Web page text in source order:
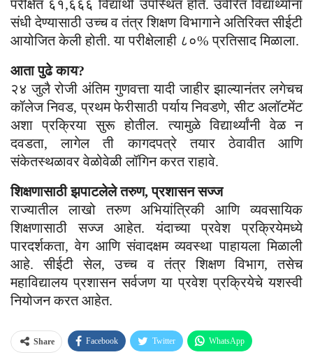
परीक्षेत ६१,६६६ विद्यार्थी उपस्थित होते. उर्वरित विद्यार्थ्यांना
संधी देण्यासाठी उच्च व तंत्र शिक्षण विभागाने अतिरिक्त सीईटी
आयोजित केली होती. या परीक्षेलाही ८०% प्रतिसाद मिळाला.
आता पुढे काय?
२४ जुलै रोजी अंतिम गुणवत्ता यादी जाहीर झाल्यानंतर लगेचच
कॉलेज निवड, प्रथम फेरीसाठी पर्याय निवडणे, सीट अलॉटमेंट
अशा प्रक्रिया सुरू होतील. त्यामुळे विद्यार्थ्यांनी वेळ न
दवडता, लागेल ती कागदपत्रे तयार ठेवावीत आणि
संकेतस्थळावर वेळोवेळी लॉगिन करत राहावे.
शिक्षणासाठी झपाटलेले तरुण, प्रशासन सज्ज
राज्यातील लाखो तरुण अभियांत्रिकी आणि व्यवसायिक
शिक्षणासाठी सज्ज आहेत. यंदाच्या प्रवेश प्रक्रियेमध्ये
पारदर्शकता, वेग आणि संवादक्षम व्यवस्था पाहायला मिळाली
आहे. सीईटी सेल, उच्च व तंत्र शिक्षण विभाग, तसेच
महाविद्यालय प्रशासन सर्वजण या प्रवेश प्रक्रियेचे यशस्वी
नियोजन करत आहेत.
Share Facebook Twitter WhatsApp